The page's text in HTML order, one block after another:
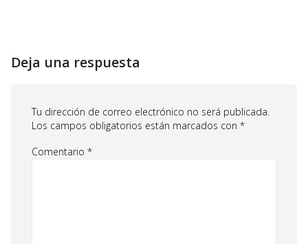
Deja una respuesta
Tu dirección de correo electrónico no será publicada.
Los campos obligatorios están marcados con *
Comentario *